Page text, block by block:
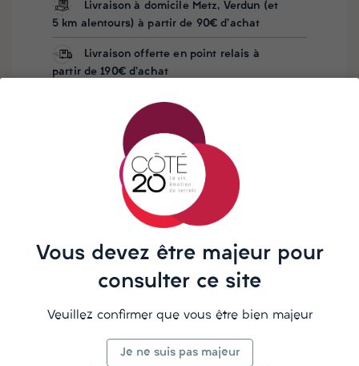
Livraison à domicile Metz, Verdun (et
5 km alentours) à partir de 90€ d'achat
Livraison offerte en point relais à
partir de 190€ d'achat
Besoin d'aide ? Notre équipe vous
répond sur WhatsApp
La description
Détails du produit
Vous devez être majeur pour
consulter ce site
Veuillez confirmer que vous être bien majeur
Je ne suis pas majeur